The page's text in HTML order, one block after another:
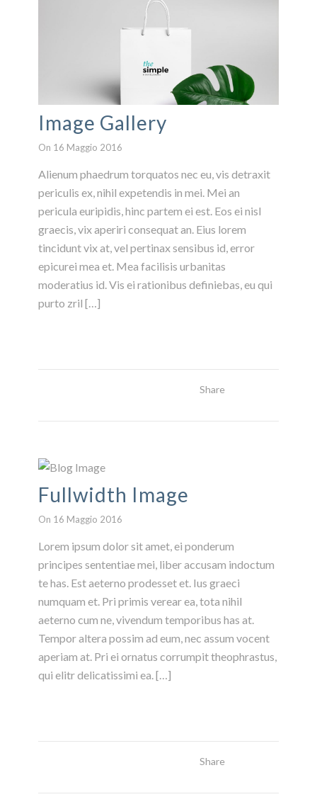
Image Gallery
On 16 Maggio 2016
Alienum phaedrum torquatos nec eu, vis detraxit
periculis ex, nihil expetendis in mei. Mei an
pericula euripidis, hinc partem ei est. Eos ei nisl
graecis, vix aperiri consequat an. Eius lorem
tincidunt vix at, vel pertinax sensibus id, error
epicurei mea et. Mea facilisis urbanitas
moderatius id. Vis ei rationibus definiebas, eu qui
purto zril […]
Share
Fullwidth Image
On 16 Maggio 2016
Lorem ipsum dolor sit amet, ei ponderum
principes sententiae mei, liber accusam indoctum
te has. Est aeterno prodesset et. Ius graeci
numquam et. Pri primis verear ea, tota nihil
aeterno cum ne, vivendum temporibus has at.
Tempor altera possim ad eum, nec assum vocent
aperiam at. Pri ei ornatus corrumpit theophrastus,
qui elitr delicatissimi ea. […]
Share